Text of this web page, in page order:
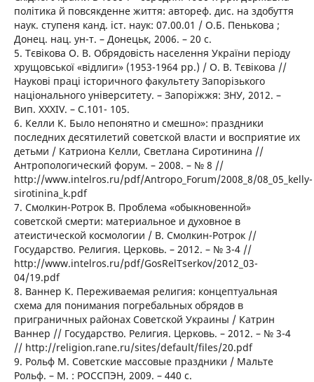
політика й повсякденне життя: автореф. дис. на здобуття
наук. ступеня канд. іст. наук: 07.00.01 / О.Б. Пенькова ;
Донец. нац. ун-т. – Донецьк, 2006. – 20 с.
5. Тєвікова О. В. Обрядовість населення України періоду
хрущовської «відлиги» (1953-1964 рр.) / О. В. Тєвікова //
Наукові праці історичного факультету Запорізького
національного університету. – Запоріжжя: ЗНУ, 2012. –
Вип. XXXIV. – С.101- 105.
6. Келли К. Было непонятно и смешно»: праздники
последних десятилетий советской власти и восприятие их
детьми / Катриона Келли, Светлана Сиротинина //
Антропологический форум. – 2008. – № 8 //
http://www.intelros.ru/pdf/Antropo_Forum/2008_8/08_05_kelly-
sirotinina_k.pdf
7. Смолкин-Ротрок В. Проблема «обыкновенной»
советской смерти: материальное и духовное в
атеистической космологии / В. Смолкин-Ротрок //
Государство. Религия. Церковь. – 2012. – № 3-4 //
http://www.intelros.ru/pdf/GosRelTserkov/2012_03-
04/19.pdf
8. Ваннер К. Переживаемая религия: концептуальная
схема для понимания погребальных обрядов в
приграничных районах Советской Украины / Катрин
Ваннер // Государство. Религия. Церковь. – 2012. – № 3-4
// http://religion.rane.ru/sites/default/files/20.pdf
9. Рольф М. Советские массовые праздники / Мальте
Рольф. – М. : РОССПЭН, 2009. – 440 с.